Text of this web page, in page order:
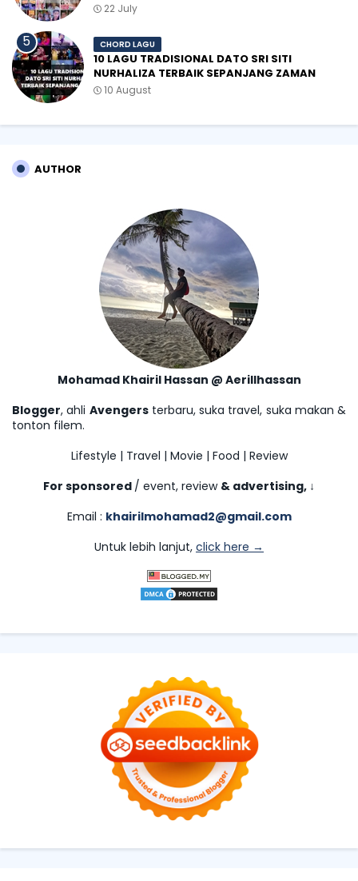
22 July
CHORD LAGU
10 LAGU TRADISIONAL DATO SRI SITI
NURHALIZA TERBAIK SEPANJANG ZAMAN
10 August
AUTHOR
Mohamad Khairil Hassan @ Aerillhassan
Blogger, ahli Avengersterbaru, suka travel, suka makan &
tonton filem.
Lifestyle | Travel | Movie | Food | Review
For sponsored / event, review & advertising, ↓
Email : khairilmohamad2@gmail.com
Untuk lebih lanjut, click here →